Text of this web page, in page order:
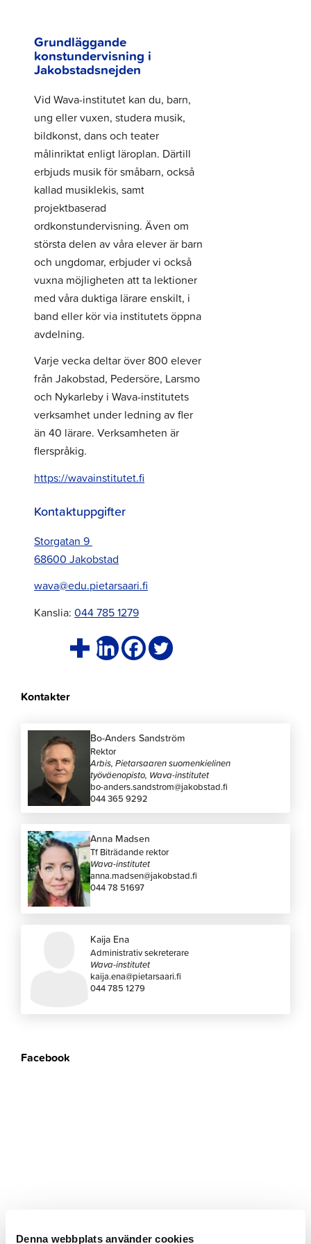
Denna webbplats använder cookies
Grundläggande
konstundervisning i
Jakobstadsnejden
Vid Wava-institutet kan du, barn,
ung eller vuxen, studera musik,
bildkonst, dans och teater
målinriktat enligt läroplan. Därtill
erbjuds musik för småbarn, också
kallad musiklekis, samt
projektbaserad
ordkonstundervisning. Även om
största delen av våra elever är barn
och ungdomar, erbjuder vi också
vuxna möjligheten att ta lektioner
med våra duktiga lärare enskilt, i
band eller kör via institutets öppna
avdelning.
Varje vecka deltar över 800 elever
från Jakobstad, Pedersöre, Larsmo
och Nykarleby i Wava-institutets
verksamhet under ledning av fler
än 40 lärare. Verksamheten är
flerspråkig.
https://wavainstitutet.fi
Kontaktuppgifter
Storgatan 9
68600 Jakobstad
wava@edu.pietarsaari.fi
Kanslia:044 785 1279
Kontakter
Bo-Anders Sandström
Rektor
Arbis, Pietarsaaren suomenkielinen
työväenopisto, Wava-institutet
bo-anders.sandstrom@jakobstad.fi
044 365 9292
Anna Madsen
Tf Biträdande rektor
Wava-institutet
anna.madsen@jakobstad.fi
044 78 51697
Kaija Ena
Administrativ sekreterare
Wava-institutet
kaija.ena@pietarsaari.fi
044 785 1279
Facebook